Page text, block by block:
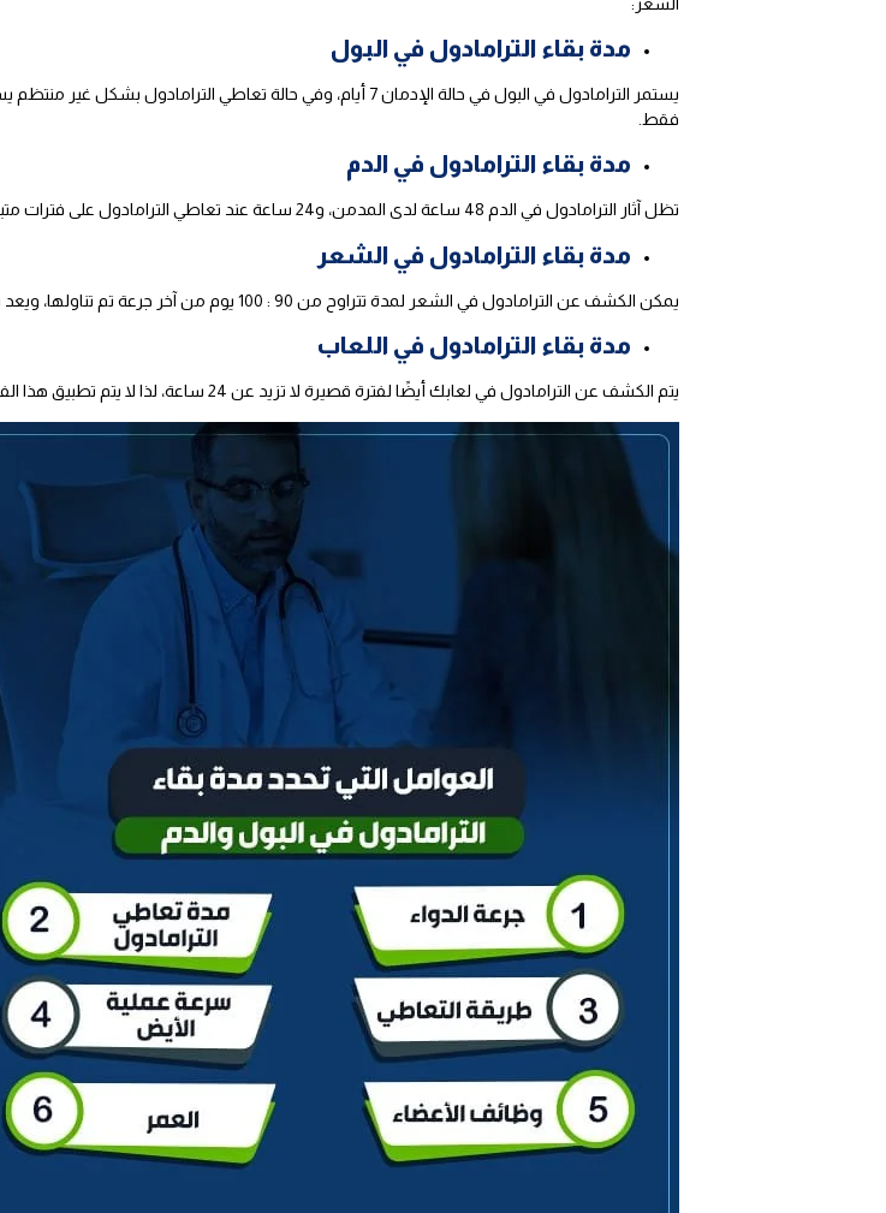
مدة بقاء الترامادول في البول
فقط.
مدة بقاء الترامادول في الدم
تظل آثار الترامادول في الدم 48 ساعة لدى المدمن، و24 ساعة عند تعاطي الترامادول على فترات متباعدة، ومن 10 : 12 ساعة في حالة التعاطي مرة واحدة.
مدة بقاء الترامادول في الشعر
يمكن الكشف عن الترامادول في الشعر لمدة تتراوح من 90 : 100 يوم من آخر جرعة تم تناولها، ويعد فحصًا مرتفع التكلفة لذا لا يتم إجراؤه عادة.
مدة بقاء الترامادول في اللعاب
يتم الكشف عن الترامادول في لعابك أيضًا لفترة قصيرة لا تزيد عن 24 ساعة، لذا لا يتم تطبيق هذا الفحص للكشف عن الترامادول.